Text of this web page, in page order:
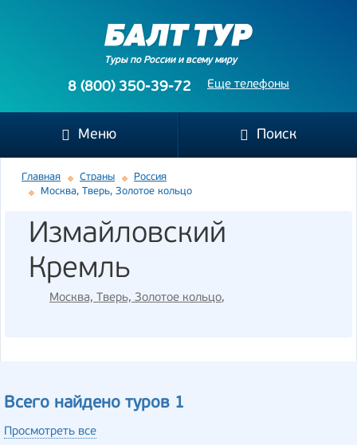
Туры по России и всему миру
Еще телефоны
8 (800) 350-39-72
Меню Поиск
Главная Страны
Россия
Москва, Тверь, Золотое кольцо
Измайловский
Кремль
Москва, Тверь, Золотое кольцо,
Всего найдено туров 1
Просмотреть все